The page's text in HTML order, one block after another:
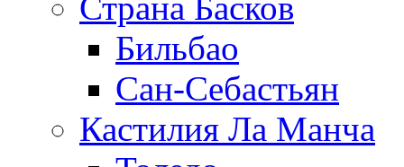
Бильбао
Сан-Себастьян
Кастилия Ла Манча